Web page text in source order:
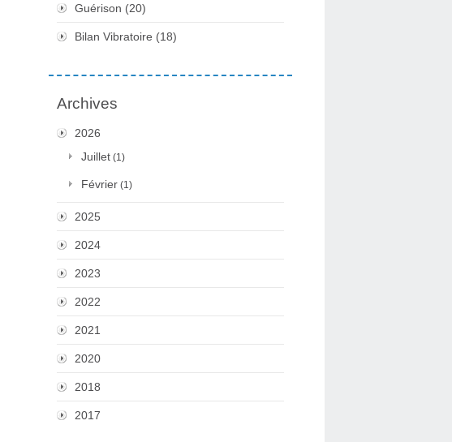
Guérison (20)
Bilan Vibratoire (18)
Archives
2026
Juillet (1)
Février (1)
2025
2024
2023
2022
2021
2020
2018
2017